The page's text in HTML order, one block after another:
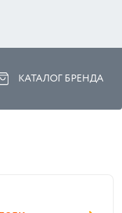
КАТАЛОГ БРЕНДА